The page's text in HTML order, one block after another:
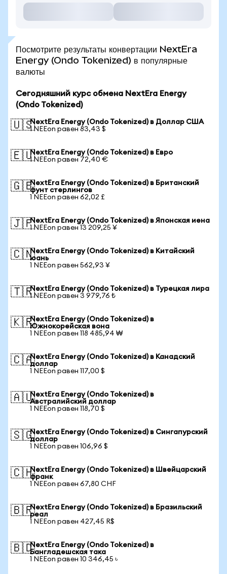
Посмотрите результаты конвертации NextEra
Energy (Ondo Tokenized) в популярные
валюты
Сегодняшний курс обмена NextEra Energy
(Ondo Tokenized)
🇺🇸NextEra Energy (Ondo Tokenized) в Доллар США
1 NEEon равен 83,43 $
🇪🇺NextEra Energy (Ondo Tokenized) в Евро
1 NEEon равен 72,40 €
🇬🇧NextEra Energy (Ondo Tokenized) в Британский
фунт стерлингов
1 NEEon равен 62,02 £
🇯🇵NextEra Energy (Ondo Tokenized) в Японская иена
1 NEEon равен 13 209,25 ¥
🇨🇳NextEra Energy (Ondo Tokenized) в Китайский
юань
1 NEEon равен 562,93 ¥
🇹🇷NextEra Energy (Ondo Tokenized) в Турецкая лира
1 NEEon равен 3 979,76 ₺
🇰🇷NextEra Energy (Ondo Tokenized) в
Южнокорейская вона
1 NEEon равен 118 485,94 ₩
🇨🇦NextEra Energy (Ondo Tokenized) в Канадский
доллар
1 NEEon равен 117,00 $
🇦🇺NextEra Energy (Ondo Tokenized) в
Австралийский доллар
1 NEEon равен 118,70 $
🇸🇬NextEra Energy (Ondo Tokenized) в Сингапурский
доллар
1 NEEon равен 106,96 $
🇨🇭NextEra Energy (Ondo Tokenized) в Швейцарский
франк
1 NEEon равен 67,80 CHF
🇧🇷NextEra Energy (Ondo Tokenized) в Бразильский
реал
1 NEEon равен 427,45 R$
🇧🇩NextEra Energy (Ondo Tokenized) в
Бангладешская така
1 NEEon равен 10 346,45 ৳